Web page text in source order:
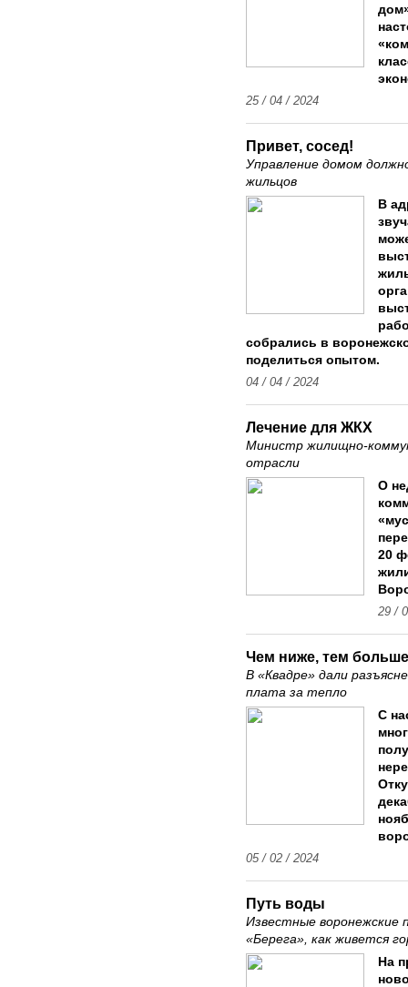
25 / 04 / 2024
Привет, сосед!
Управление домом
жильцов
В
собрались в
поделиться опытом.
04 / 04 / 2024
Лечение для ЖКХ
Министр жилищно-
отрасли
О
20
29 /
Чем ниже, тем больше
В «Квадре» дали
плата за тепло
С
05 / 02 / 2024
Путь воды
Известные воронежские
«Берега», как живется
На